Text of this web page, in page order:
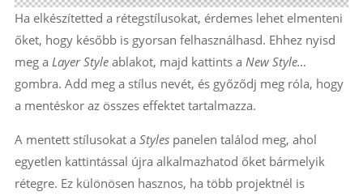
Ha elkészítetted a rétegstílusokat, érdemes lehet elmenteni
őket, hogy később is gyorsan felhasználhasd. Ehhez nyisd
meg a Layer Styleablakot, majd kattints a New Style…
gombra. Add meg a stílus nevét, és győződj meg róla, hogy
a mentéskor az összes effektet tartalmazza.
A mentett stílusokat a Stylespanelen találod meg, ahol
egyetlen kattintással újra alkalmazhatod őket bármelyik
rétegre. Ez különösen hasznos, ha több projektnél is